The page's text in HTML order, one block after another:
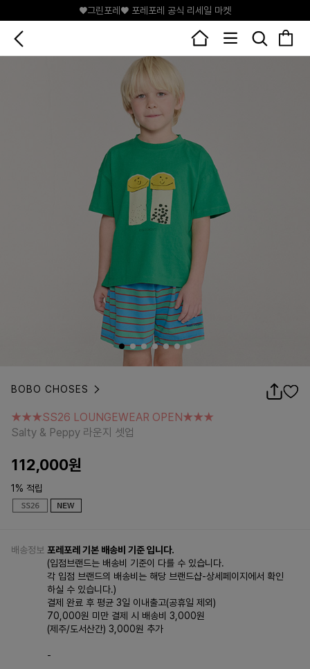
♥그린포레♥ 포레포레 공식 리세일 마켓
BOBO CHOSES
Salty & Peppy 라운지 셋업
★★★SS26 LOUNGEWEAR OPEN★★★
Salty & Peppy 라운지 셋업
112,000원
1% 적립
배송정보 포레포레 기본 배송비 기준 입니다.
(입점브랜드는 배송비 기준이 다를 수 있습니다.
각 입점 브랜드의 배송비는 해당 브랜드샵-상세페이지에서 확인
하실 수 있습니다.)
결제 완료 후 평균 3일 이내출고(공휴일 제외)
70,000원 미만 결제 시 배송비 3,000원
(제주/도서산간) 3,000원 추가
-